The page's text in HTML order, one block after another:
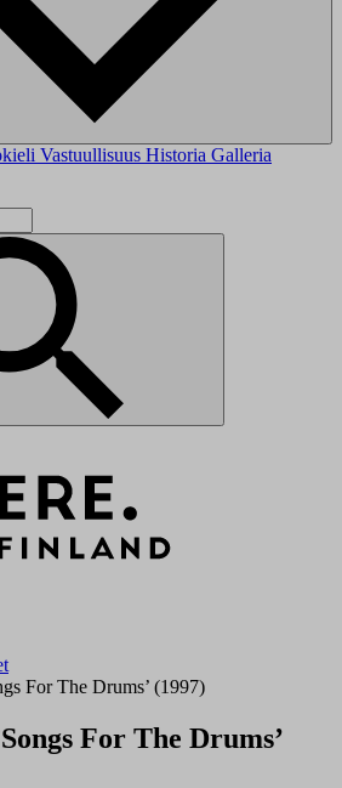
Vastuullisuus Historia Galleria
For The Drums’ (1997)
For The Drums’